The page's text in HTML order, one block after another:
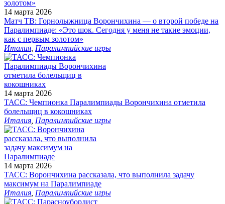
14 марта 2026
Матч ТВ: Горнолыжница Ворончихина — о второй победе на
Паралимпиаде: «Это шок. Сегодня у меня не такие эмоции,
как с первым золотом»
Италия Паралимпийские игры
14 марта 2026
ТАСС: Чемпионка Паралимпиады Ворончихина отметила
болельщиц в кокошниках
Италия Паралимпийские игры
14 марта 2026
ТАСС: Ворончихина рассказала, что выполнила задачу
максимум на Паралимпиаде
Италия Паралимпийские игры